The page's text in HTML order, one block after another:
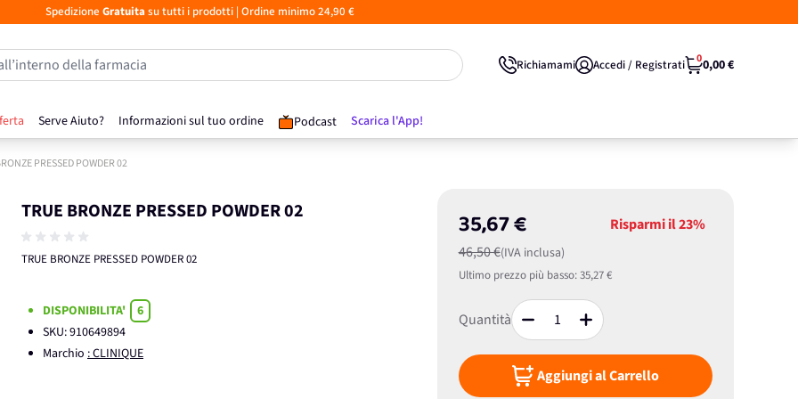
Spedizione Gratuita su tutti i prodotti| Ordine minimo 24,90 €
Serve Aiuto? Informazioni sul tuo ordine Podcast Scarica l'App!
della farmacia Richiamami Accedi / Registrati 00,00 €
PRESSED POWDER 02
TRUE BRONZE PRESSED POWDER 02
TRUE BRONZE PRESSED POWDER 02
35,67 €
46,50 €(IVA inclusa)
Risparmi il23%
Ultimo prezzo più basso:35,27 €
Quantità
Aggiungi al Carrello
DISPONIBILITA'
6
SKU:910649894
Marchio : CLINIQUE